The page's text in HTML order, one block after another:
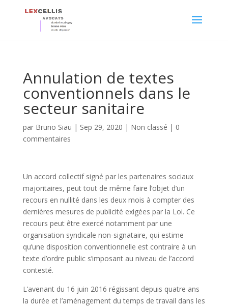
Annulation de textes
conventionnels dans le
secteur sanitaire
par Bruno Siau | Sep 29, 2020 | Non classé | 0
commentaires
Un accord collectif signé par les partenaires sociaux
majoritaires, peut tout de même faire l’objet d’un
recours en nullité dans les deux mois à compter des
dernières mesures de publicité exigées par la Loi. Ce
recours peut être exercé notamment par une
organisation syndicale non-signataire, qui estime
qu’une disposition conventionnelle est contraire à un
texte d’ordre public s’imposant au niveau de l’accord
contesté.
L’avenant du 16 juin 2016 régissant depuis quatre ans
la durée et l’aménagement du temps de travail dans les